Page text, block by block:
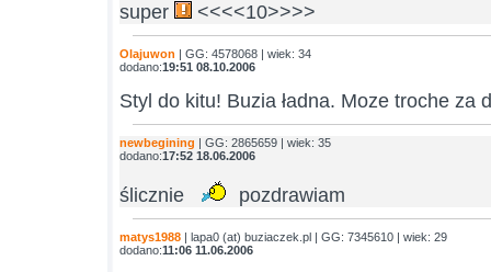
super <<<<10>>>>
Olajuwon | GG: 4578068 | wiek: 34
dodano:19:51 08.10.2006
Styl do kitu! Buzia ładna. Moze troche za
newbegining | GG: 2865659 | wiek: 35
dodano:17:52 18.06.2006
ślicznie pozdrawiam
matys1988 | lapa0 (at) buziaczek.pl | GG: 7345610 | wiek: 29
dodano:11:06 11.06.2006